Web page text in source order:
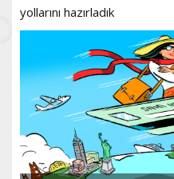
yollarını hazırladık